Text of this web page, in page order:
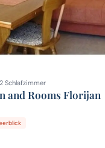
Schlafzimmer
and Rooms Florijan